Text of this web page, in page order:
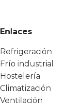
Enlaces
Refrigeración
Frío industrial
Hostelería
Climatización
Ventilación